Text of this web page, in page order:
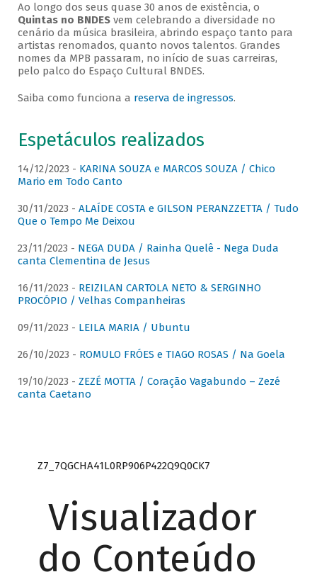
Ao longo dos seus quase 30 anos de existência, o
Quintas no BNDESvem celebrando a diversidade no
cenário da música brasileira, abrindo espaço tanto para
artistas renomados, quanto novos talentos. Grandes
nomes da MPB passaram, no início de suas carreiras,
pelo palco do Espaço Cultural BNDES.
Saiba como funciona a reserva de ingressos.
Espetáculos realizados
14/12/2023 - KARINA SOUZA e MARCOS SOUZA / Chico
Mario em Todo Canto
30/11/2023 - ALAÍDE COSTA e GILSON PERANZZETTA / Tudo
Que o Tempo Me Deixou
23/11/2023 - NEGA DUDA / Rainha Quelê - Nega Duda
canta Clementina de Jesus
16/11/2023 - REIZILAN CARTOLA NETO & SERGINHO
PROCÓPIO / Velhas Companheiras
09/11/2023 - LEILA MARIA / Ubuntu
26/10/2023 - ROMULO FRÓES e TIAGO ROSAS / Na Goela
19/10/2023 - ZEZÉ MOTTA / Coração Vagabundo – Zezé
canta Caetano
Z7_7QGCHA41L0RP906P422Q9Q0CK7
Visualizador
do Conteúdo